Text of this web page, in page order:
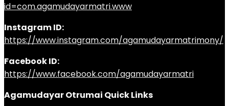
id=com.agamudayarmatri.www
Instagram ID:
https://www.instagram.com/agamudayarmatrimony/
Facebook ID:
https://www.facebook.com/agamudayarmatri
Agamudayar Otrumai Quick Links